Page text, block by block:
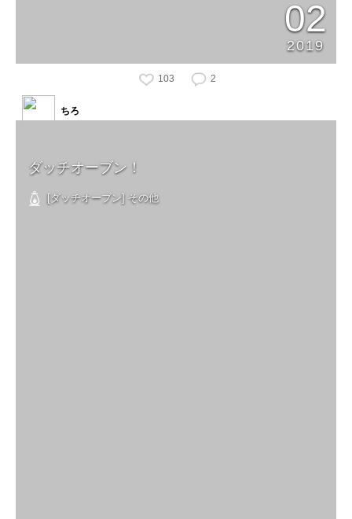
02
2019
103 2
ダッチオーブン！
[ダッチオーブン] その他
ちろ